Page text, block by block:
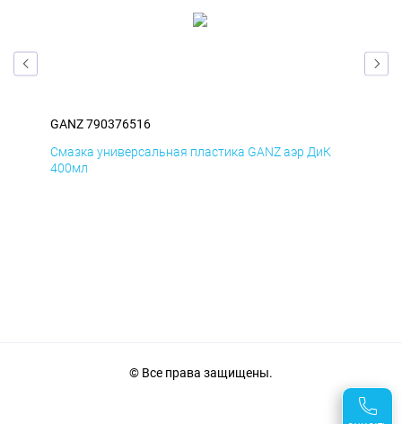
GANZ 790376516
Смазка универсальная пластика GANZ аэр ДиК
400мл
© Все права защищены.